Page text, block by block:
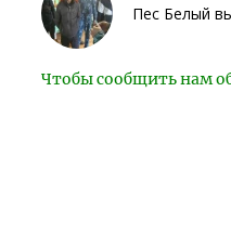
Пес Белый
Чтобы сообщить нам